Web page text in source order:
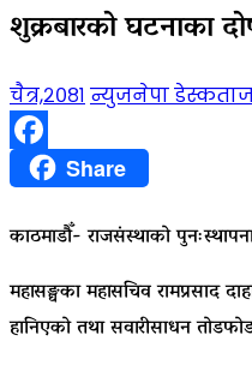
शुक्रबारको घटनाका
चैत्र,२०८१ न्युजनेपा डेस्क
FacebookShare
काठमाडौँ- राजसंस्थाको
महासङ्घका महासचिव रामप्रसाद
हानिएको तथा सवारीसाधन